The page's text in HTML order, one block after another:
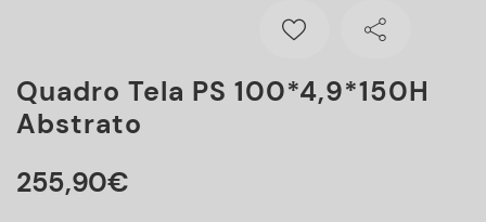
Quadro Tela PS 100*4,9*150H
Abstrato
255,90€